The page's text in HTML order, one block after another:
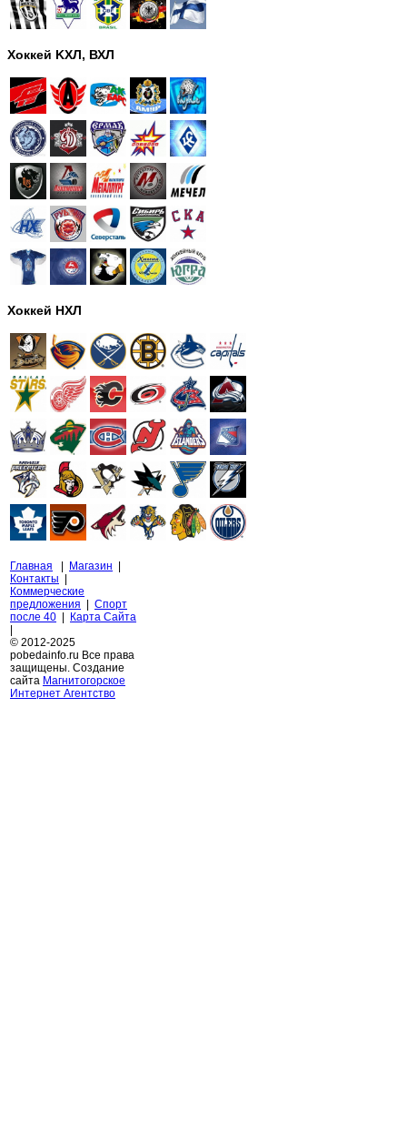
Хоккей KХЛ, ВХЛ
Хоккей НХЛ
Главная | Магазин |
Контакты |
Коммерческие
предложения | Спорт
после 40 | Карта Сайта
|
© 2012-2025
pobedainfo.ru Все права
защищены. Создание
сайта Магнитогорское
Интернет Агентство